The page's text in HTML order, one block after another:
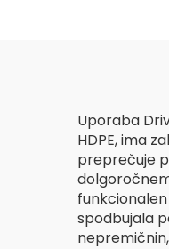
Uporaba
HDPE, ima
preprečuje
spodbujala